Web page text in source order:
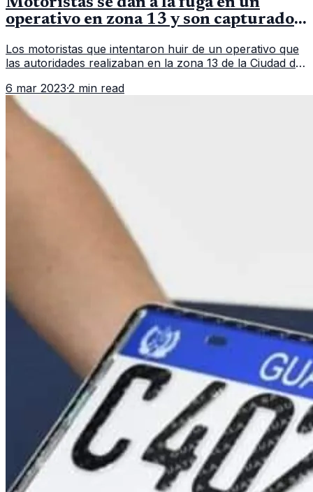
operativo en zona 13 y son capturados
Los motoristas que intentaron huir de un operativo que
las autoridades realizaban en la zona 13 de la Ciudad de
película, un grupo d
6 mar 2023·2 min read